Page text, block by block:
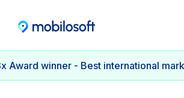
Award winner - Best international